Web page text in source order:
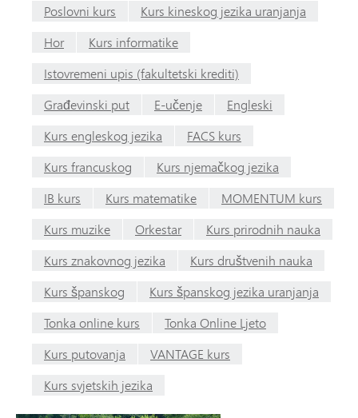
Poslovni kurs
Kurs kineskog jezika uranjanja
Hor
Kurs informatike
Istovremeni upis (fakultetski krediti)
Građevinski put
E-učenje
Engleski
Kurs engleskog jezika
FACS kurs
Kurs francuskog
Kurs njemačkog jezika
IB kurs
Kurs matematike
MOMENTUM kurs
Kurs muzike
Orkestar
Kurs prirodnih nauka
Kurs znakovnog jezika
Kurs društvenih nauka
Kurs španskog
Kurs španskog jezika uranjanja
Tonka online kurs
Tonka Online Ljeto
Kurs putovanja
VANTAGE kurs
Kurs svjetskih jezika